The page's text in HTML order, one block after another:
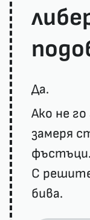
Да.
Ако не
замеря
фъстъци.
С
бива.